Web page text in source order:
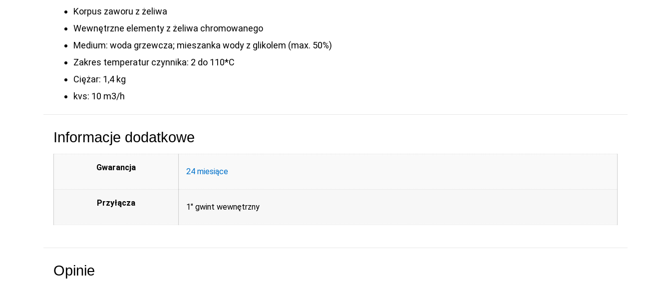
Korpus zaworu z żeliwa
Wewnętrzne elementy z żeliwa chromowanego
Medium: woda grzewcza; mieszanka wody z glikolem (max. 50%)
Zakres temperatur czynnika: 2 do 110*C
Ciężar: 1,4 kg
kvs: 10 m3/h
Informacje dodatkowe
Gwarancja 24 miesiące
Przyłącza 1" gwint wewnętrzny
Opinie